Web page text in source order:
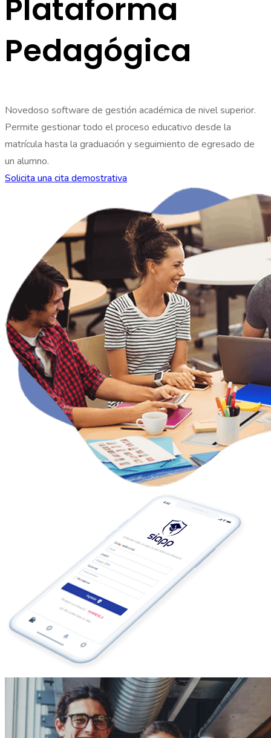
Plataforma
Pedagógica
Novedoso software de gestión académica de nivel superior.
Permite gestionar todo el proceso educativo desde la
matrícula hasta la graduación y seguimiento de egresado de
un alumno.
Solicita una cita demostrativa